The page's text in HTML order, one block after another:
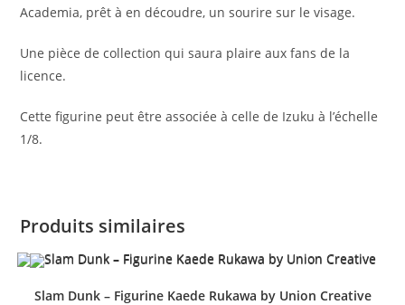
Academia, prêt à en découdre, un sourire sur le visage.
Une pièce de collection qui saura plaire aux fans de la
licence.
Cette figurine peut être associée à celle de Izuku à l’échelle
1/8.
Produits similaires
Slam Dunk – Figurine Kaede Rukawa by Union Creative